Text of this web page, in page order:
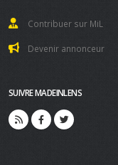
Contribuer sur MiL
Devenir annonceur
SUIVRE MADEINLENS